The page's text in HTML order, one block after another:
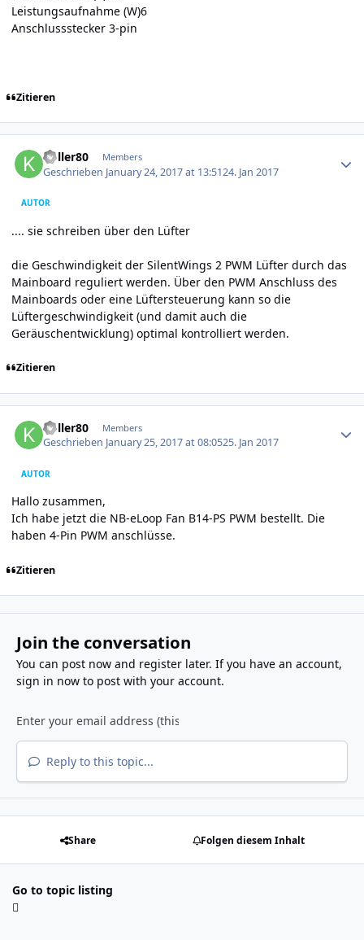
Leistungsaufnahme (W)6
Anschlussstecker 3-pin
Zitieren
koller80 Members
Geschrieben January 24, 2017 at 13:5124. Jan 2017
AUTOR
.... sie schreiben über den Lüfter
die Geschwindigkeit der SilentWings 2 PWM Lüfter durch das
Mainboard reguliert werden. Über den PWM Anschluss des
Mainboards oder eine Lüftersteuerung kann so die
Lüftergeschwindigkeit (und damit auch die
Geräuschentwicklung) optimal kontrolliert werden.
Zitieren
koller80 Members
Geschrieben January 25, 2017 at 08:0525. Jan 2017
AUTOR
Hallo zusammen,
Ich habe jetzt die NB-eLoop Fan B14-PS PWM bestellt. Die
haben 4-Pin PWM anschlüsse.
Zitieren
Join the conversation
You can post now and register later. If you have an account,
sign in nowto post with your account.
Reply to this topic...
Share Folgen diesem Inhalt
Go to topic listing